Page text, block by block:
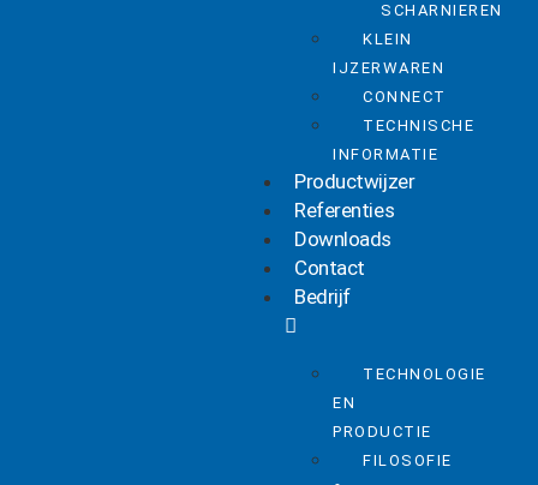
SCHARNIEREN
KLEIN
IJZERWAREN
CONNECT
TECHNISCHE
INFORMATIE
Productwijzer
Referenties
Downloads
Contact
Bedrijf
TECHNOLOGIE
EN
PRODUCTIE
FILOSOFIE